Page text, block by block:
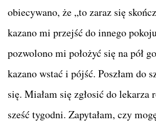
obiecywano, że „to zaraz się
kazano mi przejść do innego
pozwolono mi położyć się na pół
kazano wstać i pójść. Poszłam do
się. Miałam się zgłosić do lekarza
sześć tygodni. Zapytałam, czy